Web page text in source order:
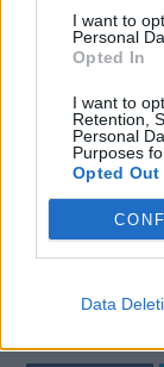
I want to
Personal
Opted In
I want to
Retention,
Personal
Purposes
Opted Out
Data